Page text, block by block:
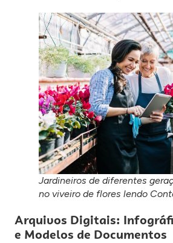
Jardineiros de diferentes
no viveiro de flores lendo
Arquivos Digitais:
e Modelos de Documentos